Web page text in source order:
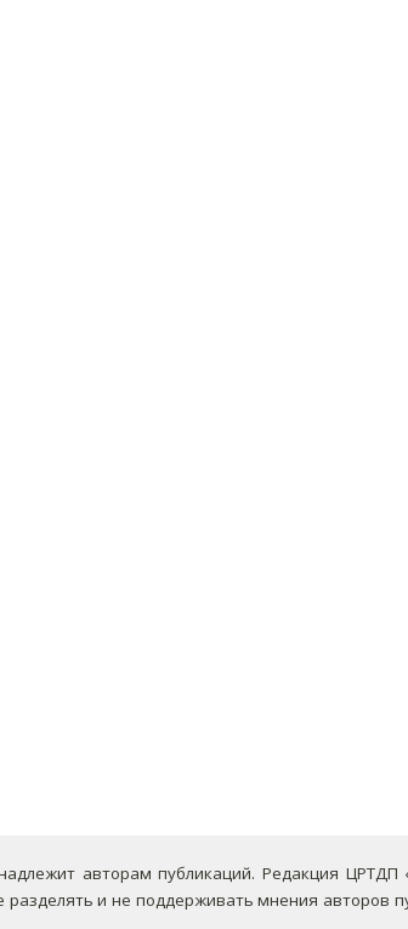
авторам публикаций. Редакция ЦРТДП
и не поддерживать мнения авторов